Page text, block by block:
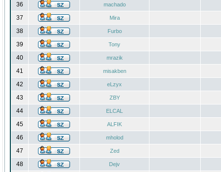
36 machado
37 Mira
38 Furbo
39 Tony
40 mrazik
41 misakben
42 eLzyx
43 ZBY
44 ELCAL
45 ALFIK
46 mholod
47 Zed
48 Dejv